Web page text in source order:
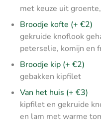
met keuze uit
Broodje kofte (+ €2)
gekruide knoflook
peterselie, komijn en
Broodje kip (+ €2)
gebakken kipfilet
Van het huis (+ €3)
kipfilet en gekruide
en lam met warme